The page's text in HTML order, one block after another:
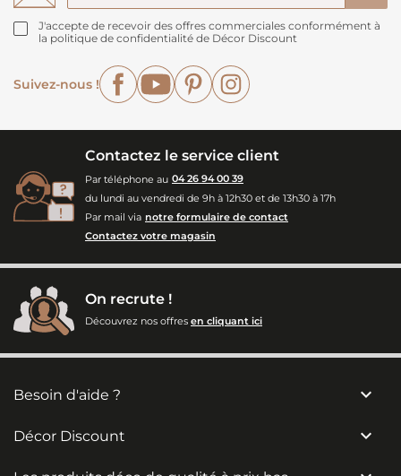
J'accepte de recevoir des offres commerciales conformément à
la politique de confidentialité de Décor Discount
Suivez-nous !
FacebookYouTubePinterest
Contactez le service client
Par téléphone au 04 26 94 00 39
du lundi au vendredi de 9h à 12h30 et de 13h30 à 17h
Par mail via notre formulaire de contact
Contactez votre magasin
On recrute !
Découvrez nos offres en cliquant ici
Besoin d'aide ? 
Décor Discount 